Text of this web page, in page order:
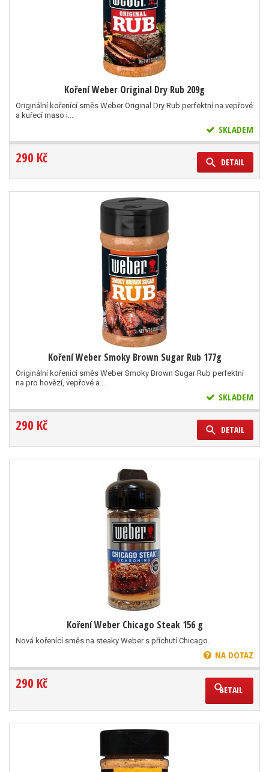
Koření Weber Original Dry Rub 209g
Originální kořenící směs Weber Original Dry Rub perfektní na vepřové
a kuřecí maso i...
SKLADEM
290 Kč DETAIL
Koření Weber Smoky Brown Sugar Rub 177g
Originální kořenící směs Weber Smoky Brown Sugar Rub perfektní
na pro hovězí, vepřové a...
SKLADEM
290 Kč DETAIL
Koření Weber Chicago Steak 156 g
Nová kořenící směs na steaky Weber s příchutí Chicago.
NA DOTAZ
290 Kč DETAIL